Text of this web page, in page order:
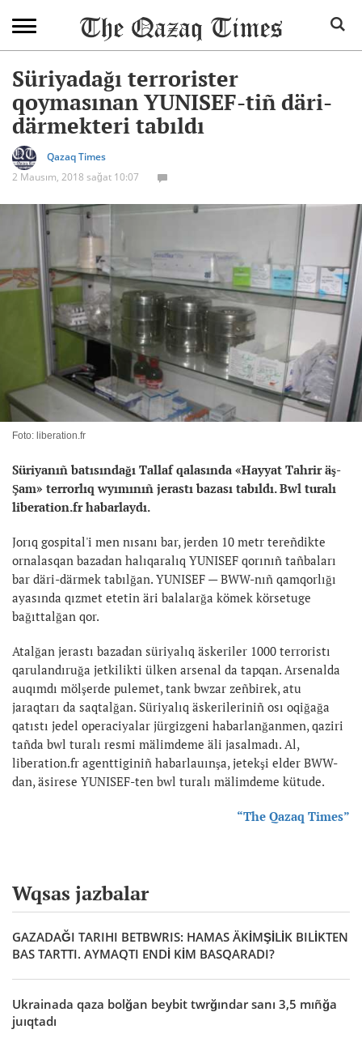
Süriyadağı terrorister
qoymasınan YUNISEF-tiñ däri-
därmekteri tabıldı
Qazaq Times
2 Mausım, 2018 sağat 10:07
Foto: liberation.fr
Süriyanıñ batısındağı Tallaf qalasında «Hayyat Tahrir äş-
Şam» terrorlıq wyımınıñ jerastı bazası tabıldı. Bwl turalı
liberation.frhabarlaydı.
Jorıq gospital'i men nısanı bar, jerden 10 metr tereñdikte
ornalasqan bazadan halıqaralıq YUNISEF qorınıñ tañbaları
bar däri-därmek tabılğan. YUNISEF — BWW-nıñ qamqorlığı
ayasında qızmet etetin äri balalarğa kömek körsetuge
bağıttalğan qor.
Atalğan jerastı bazadan süriyalıq äskeriler 1000 terroristı
qarulandıruğa jetkilikti ülken arsenal da tapqan. Arsenalda
auqımdı mölşerde pulemet, tank bwzar zeñbirek, atu
jaraqtarı da saqtalğan. Süriyalıq äskerileriniñ osı oqiğağa
qatıstı jedel operaciyalar jürgizgeni habarlanğanmen, qaziri
tañda bwl turalı resmi mälimdeme äli jasalmadı. Al,
liberation.fr agenttiginiñ habarlauınşa, jetekşi elder BWW-
dan, äsirese YUNISEF-ten bwl turalı mälimdeme kütude.
“The Qazaq Times”
Wqsas jazbalar
GAZADAĞI TARIHI BETBWRIS: HAMAS ÄKİMŞİLİK BILİKTEN
BAS TARTTI. AYMAQTI ENDİ KİM BASQARADI?
Ukrainada qaza bolğan beybit twrğındar sanı 3,5 mıñğa
juıqtadı